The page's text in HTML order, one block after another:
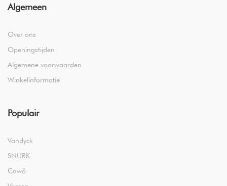
Algemeen
Over ons
Openingstijden
Algemene voorwaarden
Winkelinformatie
Populair
Vandyck
SNURK
Cawö